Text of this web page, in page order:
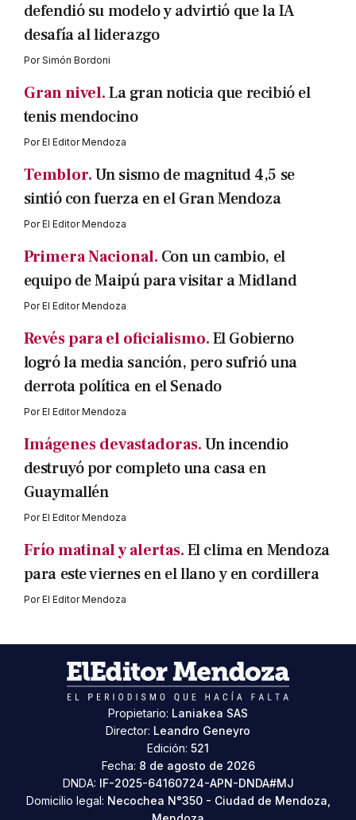
defendió su modelo y advirtió que la IA
desafía al liderazgo
PorSimón Bordoni
Gran nivel.La gran noticia que recibió el
tenis mendocino
PorEl Editor Mendoza
Temblor.Un sismo de magnitud 4,5 se
sintió con fuerza en el Gran Mendoza
PorEl Editor Mendoza
Primera Nacional. Con un cambio, el
equipo de Maipú para visitar a Midland
PorEl Editor Mendoza
Revés para el oficialismo.El Gobierno
logró la media sanción, pero sufrió una
derrota política en el Senado
PorEl Editor Mendoza
Imágenes devastadoras.Un incendio
destruyó por completo una casa en
Guaymallén
PorEl Editor Mendoza
Frío matinal y alertas.El clima en Mendoza
para este viernes en el llano y en cordillera
PorEl Editor Mendoza
Propietario: Laniakea SAS
Director: Leandro Geneyro
Edición: 521
Fecha: 8 de agosto de 2026
DNDA: IF-2025-64160724-APN-DNDA#MJ
Domicilio legal: Necochea N°350 - Ciudad de Mendoza,